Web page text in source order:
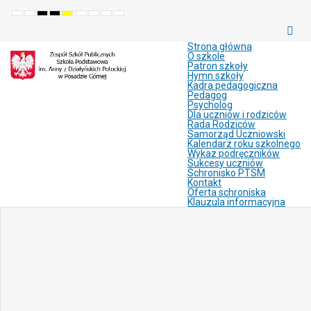
Default
NightHigh
mode
High
mode
High
mode
SetSetMake
Set
Strona główna
O szkole
Patron szkoły
Hymn szkoły
Kadra pedagogiczna
Pedagog
Psycholog
Dla uczniów i rodziców
Rada Rodziców
Samorząd Uczniowski
Kalendarz roku szkolnego
Wykaz podręczników
Sukcesy uczniów
Schronisko PTSM
Kontakt
Oferta schroniska
Klauzula informacyjna